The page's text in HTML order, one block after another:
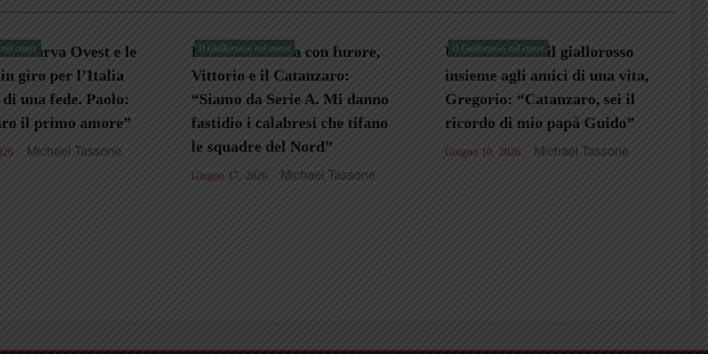
nel cuore
con furore,
e il Catanzaro:
da Serie A. Mi danno
i calabresi che tifano
del Nord”
Il Giallorosso nel cuore
Una Fiat 850 e il giallorosso
insieme agli amici di una vita,
Gregorio: “Catanzaro, sei il
ricordo di mio papà Guido”
Giugno 10, 2026 Michael Tassone
Il Giallorosso nel cuore